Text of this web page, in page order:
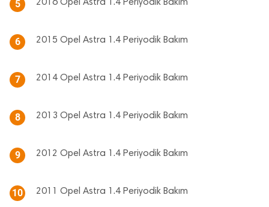
5 2016 Opel Astra 1.4 Periyodik Bakım
6 2015 Opel Astra 1.4 Periyodik Bakım
7 2014 Opel Astra 1.4 Periyodik Bakım
8 2013 Opel Astra 1.4 Periyodik Bakım
9 2012 Opel Astra 1.4 Periyodik Bakım
10 2011 Opel Astra 1.4 Periyodik Bakım